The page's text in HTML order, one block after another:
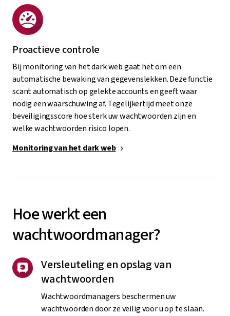
Proactieve controle
Bij monitoring van het dark web gaat het om een
automatische bewaking van gegevenslekken. Deze functie
scant automatisch op gelekte accounts en geeft waar
nodig een waarschuwing af. Tegelijkertijd meet onze
beveiligingsscore hoe sterk uw wachtwoorden zijn en
welke wachtwoorden risico lopen.
Monitoring van het dark web
Hoe werkt een
wachtwoordmanager?
Versleuteling en opslag van
wachtwoorden
Wachtwoordmanagers beschermen uw
wachtwoorden door ze veilig voor u op te slaan.